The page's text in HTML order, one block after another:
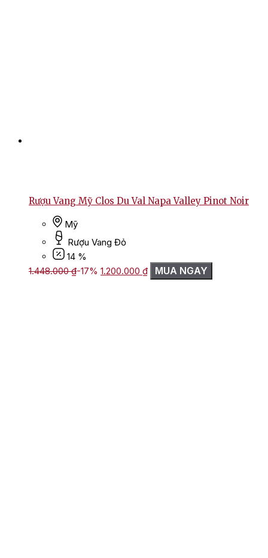
Rượu Vang Mỹ Clos Du Val Napa Valley Pinot Noir
Mỹ
Rượu Vang Đỏ
14 %
1.448.000₫-17% Giá
gốc
1.200.000 ₫Giá
hiện
MUA NGAY